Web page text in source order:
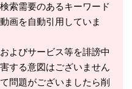
索需要のあるキーワード
画を自動引用していま
よびサービス等を誹謗中
する意図はございません
問題がございましたら削